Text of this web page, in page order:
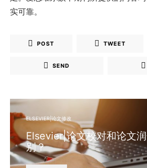
实可靠。
POST TWEET
SEND
ELSEVIER|论文修改
Elsevier|论文校对和论文
别？